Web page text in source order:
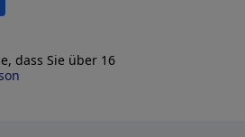
dass Sie über 16